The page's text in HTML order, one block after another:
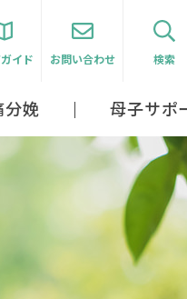
イド お問い合わせ 検索
分娩 母子サポ